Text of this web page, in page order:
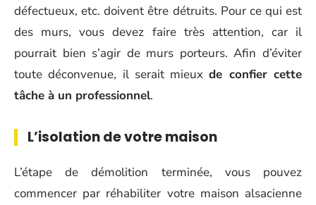
défectueux, etc. doivent être détruits. Pour ce qui est
des murs, vous devez faire très attention, car il
pourrait bien s’agir de murs porteurs. Afin d’éviter
toute déconvenue, il serait mieuxde confier cette
tâche à un professionnel.
L’isolation de votre maison
L’étape de démolition terminée, vous pouvez
commencer par réhabiliter votre maison alsacienne